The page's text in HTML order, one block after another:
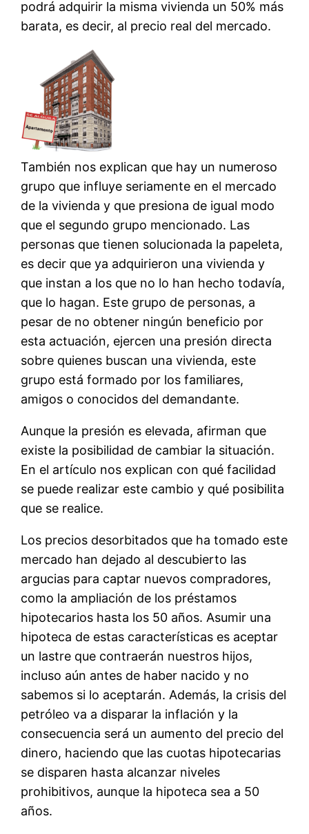
podrá adquirir la misma vivienda un 50% más
barata, es decir, al precio real del mercado.
También nos explican que hay un numeroso
grupo que influye seriamente en el mercado
de la vivienda y que presiona de igual modo
que el segundo grupo mencionado. Las
personas que tienen solucionada la papeleta,
es decir que ya adquirieron una vivienda y
que instan a los que no lo han hecho todavía,
que lo hagan. Este grupo de personas, a
pesar de no obtener ningún beneficio por
esta actuación, ejercen una presión directa
sobre quienes buscan una vivienda, este
grupo está formado por los familiares,
amigos o conocidos del demandante.
Aunque la presión es elevada, afirman que
existe la posibilidad de cambiar la situación.
En el artículo nos explican con qué facilidad
se puede realizar este cambio y qué posibilita
que se realice.
Los precios desorbitados que ha tomado este
mercado han dejado al descubierto las
argucias para captar nuevos compradores,
como la ampliación de los préstamos
hipotecarios hasta los 50 años. Asumir una
hipoteca de estas características es aceptar
un lastre que contraerán nuestros hijos,
incluso aún antes de haber nacido y no
sabemos si lo aceptarán. Además, la crisis del
petróleo va a disparar la inflación y la
consecuencia será un aumento del precio del
dinero, haciendo que las cuotas hipotecarias
se disparen hasta alcanzar niveles
prohibitivos, aunque la hipoteca sea a 50
años.